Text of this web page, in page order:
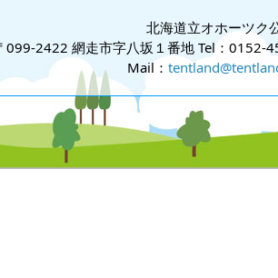
北海道立オホーツク
099-2422 網走市字八坂１番地 Tel：0152-
Mail：